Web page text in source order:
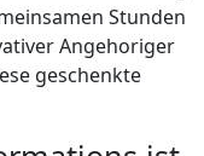
Stunden
Angehoriger
geschenkte